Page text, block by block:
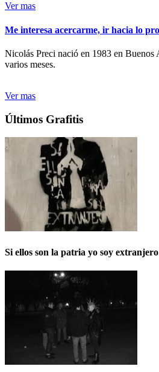
Ver mas
Me interesa acercarme, ir hacia lo
Nicolás Preci nació en 1983 en Buenos
varios meses.
Ver mas
Últimos Grafitis
Si ellos son la patria yo soy extranjero